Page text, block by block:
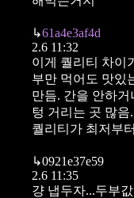
↳61a4e3af4d
2.6 11:32
이게 퀄리티 차이
부만 먹어도 맛있
만듬. 간을 안하거
텅 거리는 곳 많음.
퀄리티가 최저부
↳0921e37e59
2.6 11:35
걍 냅두자...두부